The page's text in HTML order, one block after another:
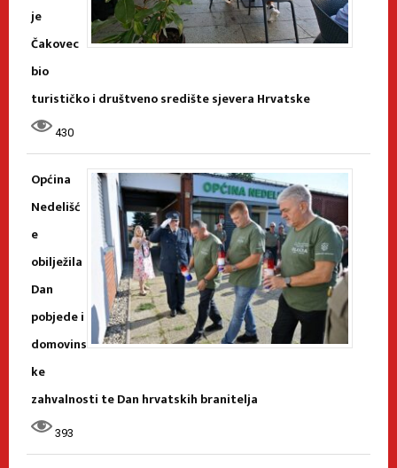
je
Čakovec
bio
turističko i društveno središte sjevera Hrvatske
430
Općina
Nedelišć
e
obilježila
Dan
pobjede i
domovins
ke
zahvalnosti te Dan hrvatskih branitelja
393